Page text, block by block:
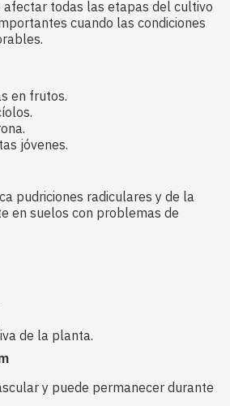
afectar todas las etapas del cultivo
cuando las condiciones
en frutos.
jóvenes.
pudriciones radiculares y de la
en suelos con problemas de
de la planta.
y puede permanecer durante